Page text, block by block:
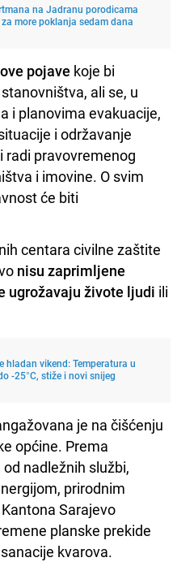
na Jadranu porodicama
more poklanja sedam dana
pojave koje bi
ali se, u
i planovima evakuacije,
i održavanje
radi pravovremenog
i imovine. O svim
će biti
centara civilne zaštite
nisu zaprimljene
ugrožavaju živote ljudi ili
hladan vikend: Temperatura u
-25°C, stiže i novi snijeg
je na čišćenju
općine. Prema
nadležnih službi,
prirodnim
Sarajevo
planske prekide
kvarova.